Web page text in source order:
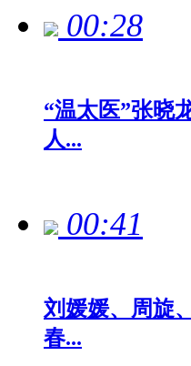
00:28
“温太医”张晓
人...
00:41
刘媛媛、周旋
春...